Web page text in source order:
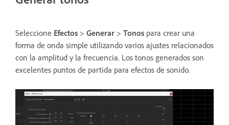
Seleccione Efectos > Generar > Tonos para crear una
forma de onda simple utilizando varios ajustes relacionados
con la amplitud y la frecuencia. Los tonos generados son
excelentes puntos de partida para efectos de sonido.